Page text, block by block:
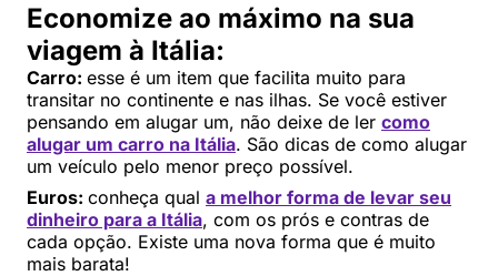
Economize ao máximo na sua
viagem à Itália:
Carro: esse é um item que facilita muito para
transitar no continente e nas ilhas. Se você estiver
pensando em alugar um, não deixe de ler como
alugar um carro na Itália. São dicas de como alugar
um veículo pelo menor preço possível.
Euros: conheça qual a melhor forma de levar seu
dinheiro para a Itália, com os prós e contras de
cada opção. Existe uma nova forma que é muito
mais barata!